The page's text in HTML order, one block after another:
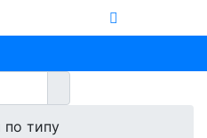
по типу